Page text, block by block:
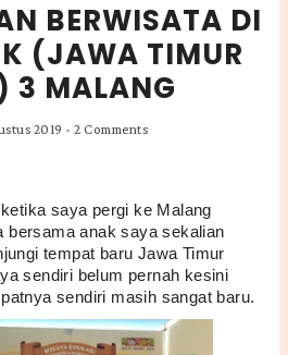
BERWISATA DI
(JAWA TIMUR
3 MALANG
2019 -2 Comments
saya pergi ke Malang
bersama anak saya sekalian
tempat baru Jawa Timur
sendiri belum pernah kesini
sendiri masih sangat baru.